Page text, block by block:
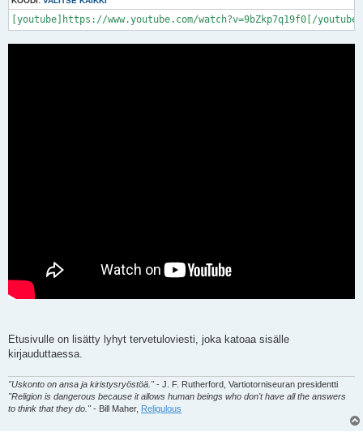
[youtube]https://www.youtube.com/watch?v=9bZkp7q19f0[/youtube]
Etusivulle on lisätty lyhyt tervetuloviesti, joka katoaa sisälle
kirjauduttaessa.
"Uskonto on ansa ja kiristysryöstöä."- J. F. Rutherford, Vartiotorniseuran presidentti
"Religion is dangerous because it allows human beings who don't have all the answers
to think that they do."- Bill Maher, Religulous